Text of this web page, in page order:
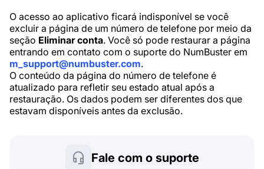
O acesso ao aplicativo ficará indisponível se você
excluir a página de um número de telefone por meio da
seção Eliminar conta. Você só pode restaurar a página
entrando em contato com o suporte do NumBuster em
m_support@numbuster.com.
O conteúdo da página do número de telefone é
atualizado para refletir seu estado atual após a
restauração. Os dados podem ser diferentes dos que
estavam disponíveis antes da exclusão.
Fale com o suporte